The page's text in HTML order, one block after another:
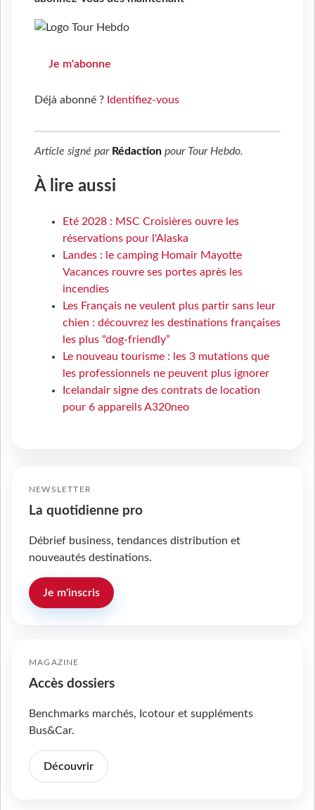
Je m'abonne
Déjà abonné ? Identifiez-vous
Article signé par Rédaction pour Tour Hebdo.
À lire aussi
Eté 2028 : MSC Croisières ouvre les
réservations pour l'Alaska
Landes : le camping Homair Mayotte
Vacances rouvre ses portes après les
incendies
Les Français ne veulent plus partir sans leur
chien : découvrez les destinations françaises
les plus “dog-friendly”
Le nouveau tourisme : les 3 mutations que
les professionnels ne peuvent plus ignorer
Icelandair signe des contrats de location
pour 6 appareils A320neo
NEWSLETTER
La quotidienne pro
Débrief business, tendances distribution et
nouveautés destinations.
Je m'inscris
MAGAZINE
Accès dossiers
Benchmarks marchés, Icotour et suppléments
Bus&Car.
Découvrir